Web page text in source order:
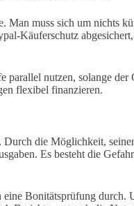
Man muss sich um nichts
Käuferschutz
nutzen, solange der
flexibel finanzieren.
Durch die Möglichkeit,
Es besteht die
Bonitätsprüfung durch.